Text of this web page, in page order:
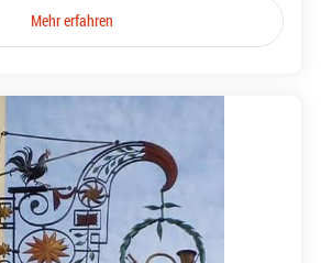
Mehr erfahren